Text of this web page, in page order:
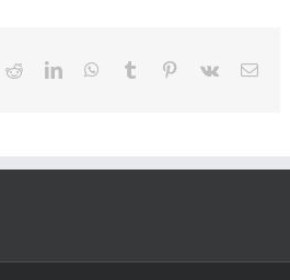
RedditLinkedInWhatsApp
Tumblr Pinterest
Vk Email